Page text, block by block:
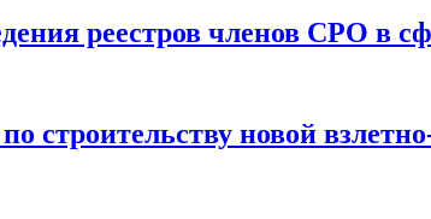
реестров членов СРО в
строительству новой